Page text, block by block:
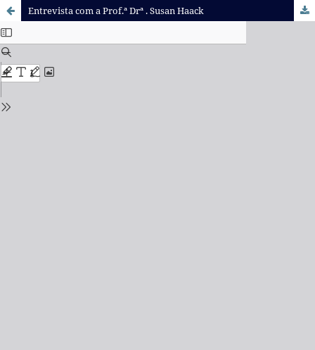
Entrevista com a Prof.ª Drª . Susan Haack